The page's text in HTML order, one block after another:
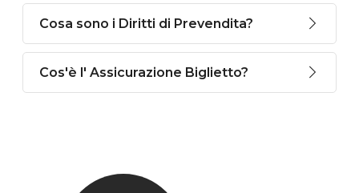
Cosa sono i Diritti di Prevendita?
Cos'è l' Assicurazione Biglietto?